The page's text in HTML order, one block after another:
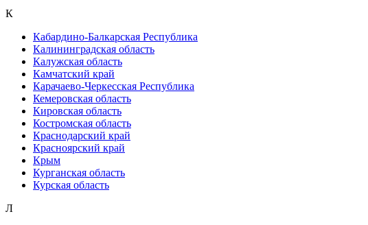
К
Кабардино-Балкарская Республика
Калининградская область
Калужская область
Камчатский край
Карачаево-Черкесская Республика
Кемеровская область
Кировская область
Костромская область
Краснодарский край
Красноярский край
Крым
Курганская область
Курская область
Л